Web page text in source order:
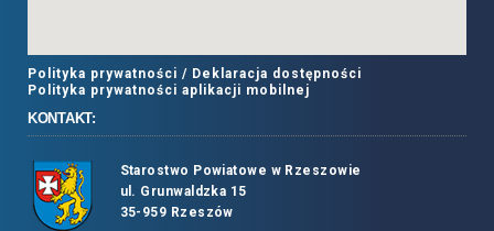
Polityka prywatności / Deklaracja dostępności
Polityka prywatności aplikacji mobilnej
KONTAKT:
Starostwo Powiatowe w Rzeszowie
ul. Grunwaldzka 15
35-959 Rzeszów